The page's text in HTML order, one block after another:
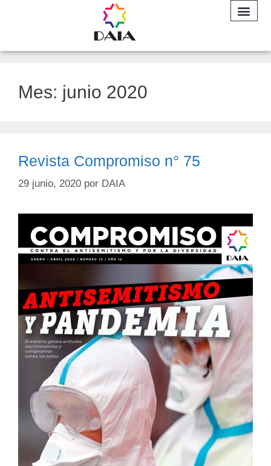
Mes: junio 2020
Revista Compromiso n° 75
29 junio, 2020 por DAIA